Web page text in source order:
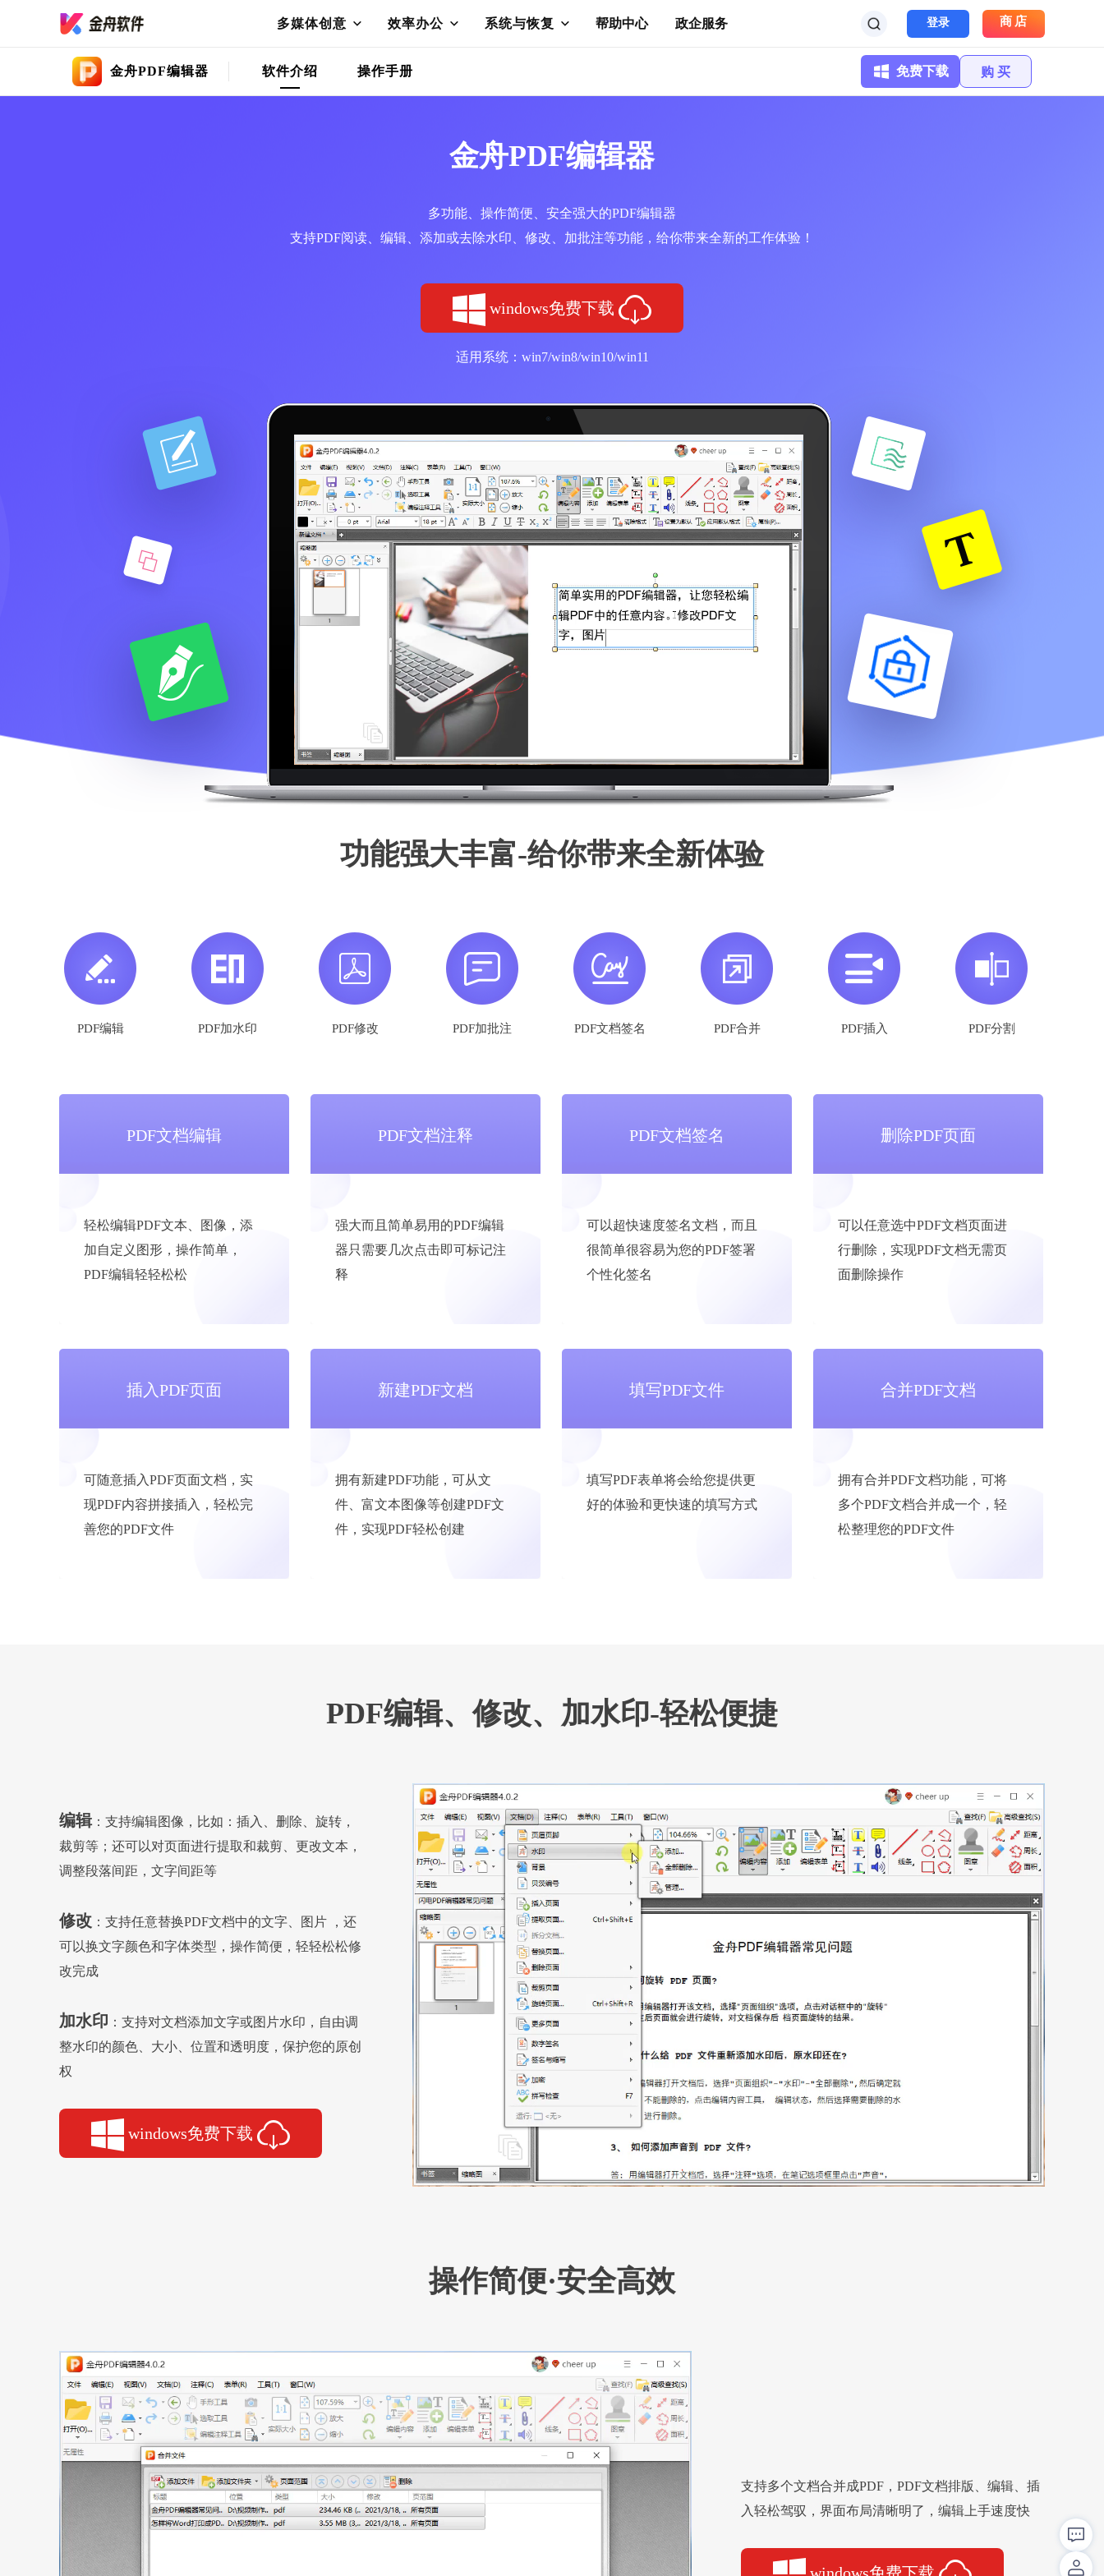
多媒体创意 效率办公 系统与恢复 帮助中心 政企服务 登录 商店
金舟PDF编辑器 软件介绍 操作手册 免费下载 购 买
金舟PDF编辑器
多功能、操作简便、安全强大的PDF编辑器
支持PDF阅读、编辑、添加或去除水印、修改、加批注等功能，给你带来全新的工作体验！
windows免费下载
适用系统：win7/win8/win10/win11
功能强大丰富-给你带来全新体验
PDF编辑 PDF加水印 PDF修改 PDF加批注 PDF文档签名 PDF合并 PDF插入 PDF分割
PDF文档编辑
轻松编辑PDF文本、图像，添
加自定义图形，操作简单，
PDF编辑轻轻松松
PDF文档注释
强大而且简单易用的PDF编辑
器只需要几次点击即可标记注
释
PDF文档签名
可以超快速度签名文档，而且
很简单很容易为您的PDF签署
个性化签名
删除PDF页面
可以任意选中PDF文档页面进
行删除，实现PDF文档无需页
面删除操作
插入PDF页面
可随意插入PDF页面文档，实
现PDF内容拼接插入，轻松完
善您的PDF文件
新建PDF文档
拥有新建PDF功能，可从文
件、富文本图像等创建PDF文
件，实现PDF轻松创建
填写PDF文件
填写PDF表单将会给您提供更
好的体验和更快速的填写方式
合并PDF文档
拥有合并PDF文档功能，可将
多个PDF文档合并成一个，轻
松整理您的PDF文件
PDF编辑、修改、加水印-轻松便捷
编辑：支持编辑图像，比如：插入、删除、旋转，
裁剪等；还可以对页面进行提取和裁剪、更改文本，
调整段落间距，文字间距等
修改 ：支持任意替换PDF文档中的文字、图片 ，还
可以换文字颜色和字体类型，操作简便，轻轻松松修
改完成
加水印 ：支持对文档添加文字或图片水印，自由调
整水印的颜色、大小、位置和透明度，保护您的原创
权
windows免费下载
操作简便·安全高效
支持多个文档合并成PDF，PDF文档排版、编辑、插
入轻松驾驭，界面布局清晰明了，编辑上手速度快